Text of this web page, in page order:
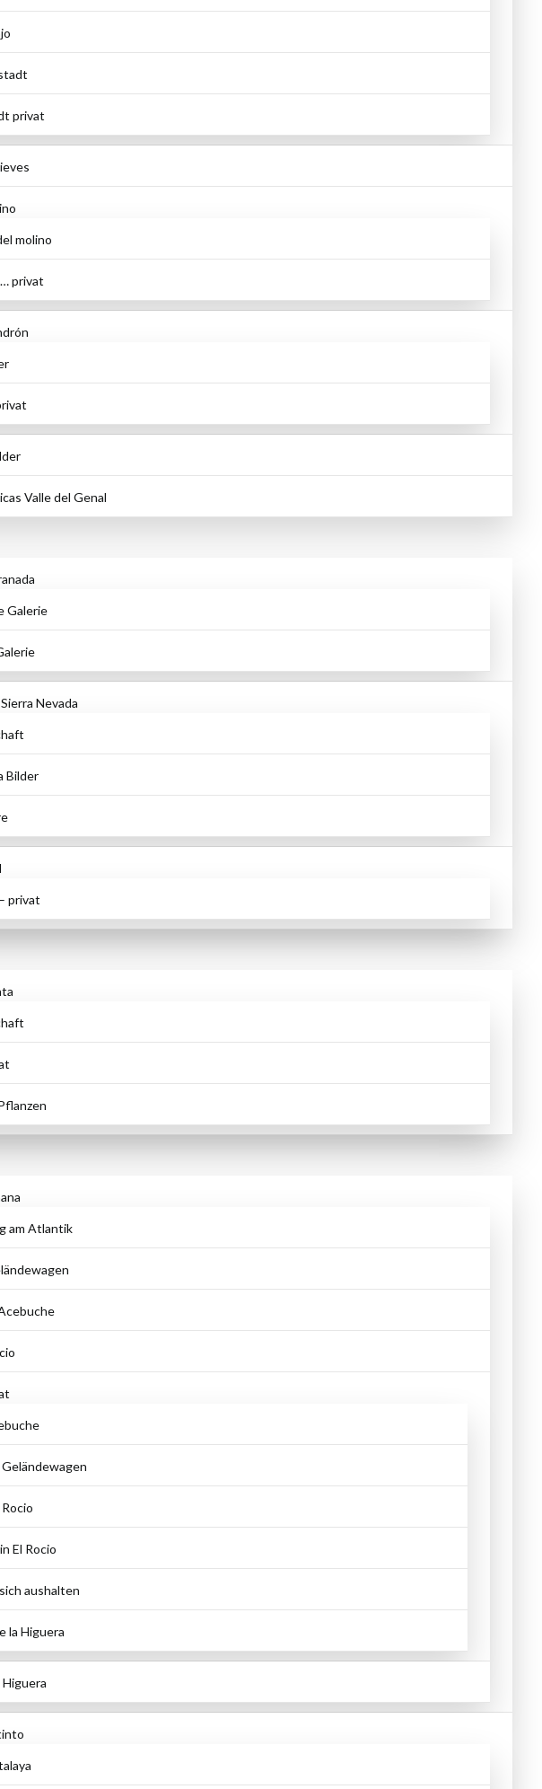
privat
molino
privat
Valle del Genal
Galerie
Nevada
Bilder
privat
am Atlantik
Rocio
El Rocio
aushalten
la Higuera